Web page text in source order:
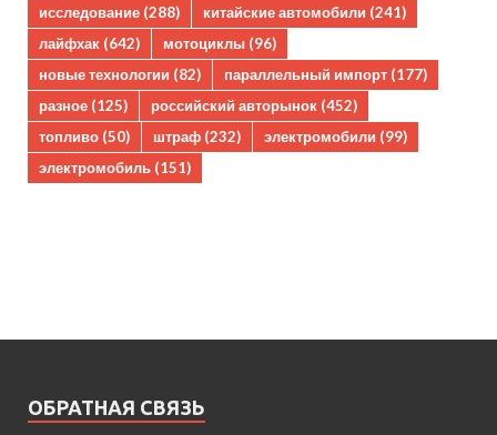
исследование (288) китайские автомобили (241)
лайфхак (642) мотоциклы (96)
новые технологии (82) параллельный импорт (177)
разное (125) российский авторынок (452)
топливо (50) штраф (232) электромобили (99)
электромобиль (151)
ОБРАТНАЯ СВЯЗЬ